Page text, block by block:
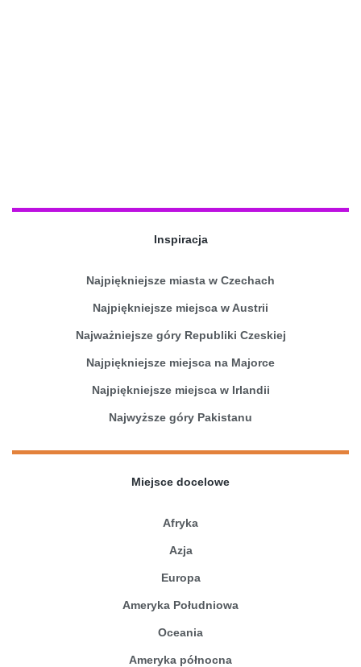
Inspiracja
Najpiękniejsze miasta w Czechach
Najpiękniejsze miejsca w Austrii
Najważniejsze góry Republiki Czeskiej
Najpiękniejsze miejsca na Majorce
Najpiękniejsze miejsca w Irlandii
Najwyższe góry Pakistanu
Miejsce docelowe
Afryka
Azja
Europa
Ameryka Południowa
Oceania
Ameryka północna